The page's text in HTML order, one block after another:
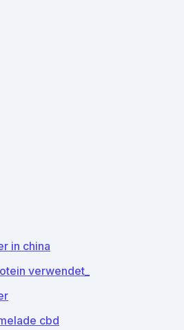
in china
verwendet_
cbd